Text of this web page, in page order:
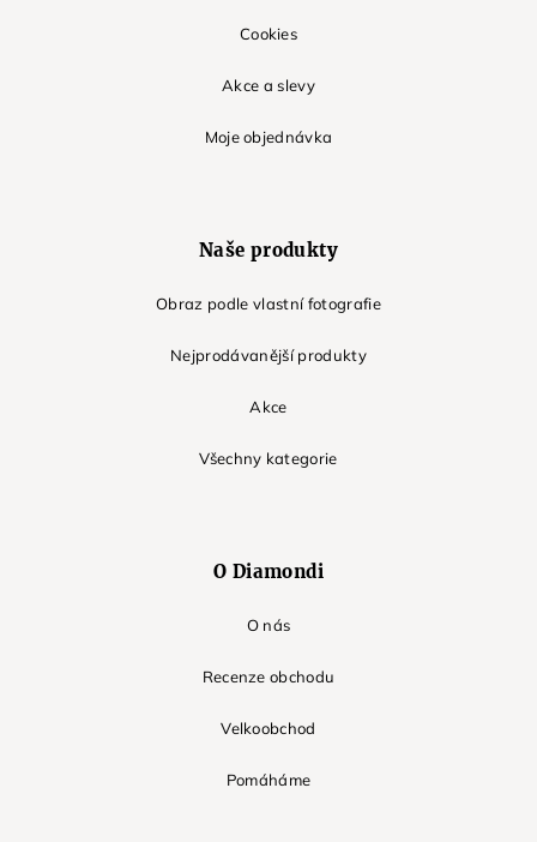
Cookies
Akce a slevy
Moje objednávka
Naše produkty
Obraz podle vlastní fotografie
Nejprodávanější produkty
Akce
Všechny kategorie
O Diamondi
O nás
Recenze obchodu
Velkoobchod
Pomáháme